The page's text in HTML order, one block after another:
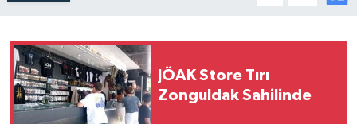
JÖAK Store Tırı
Zonguldak Sahilinde